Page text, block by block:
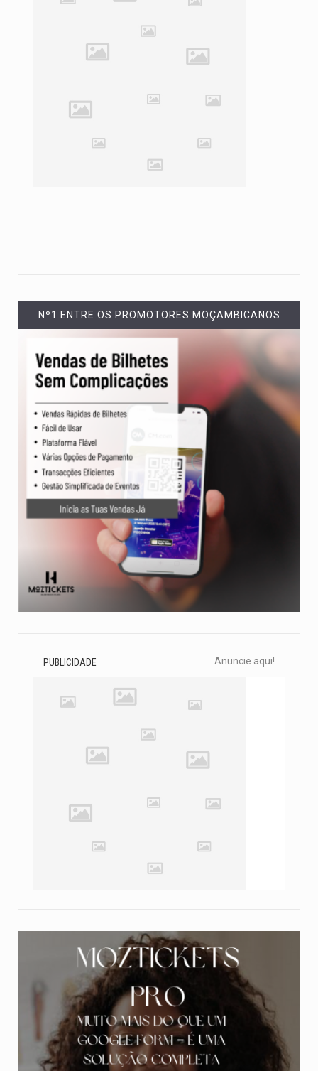
Nº1 ENTRE OS PROMOTORES MOÇAMBICANOS
PUBLICIDADE Anuncie aqui!